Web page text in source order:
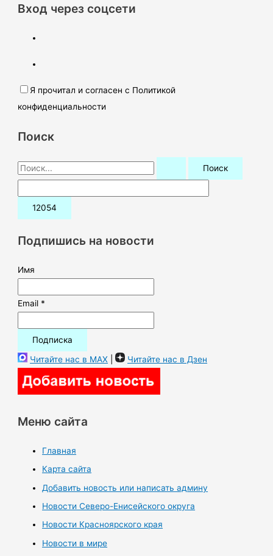
Вход через соцсети
Я прочитал и согласен с Политикой
конфиденциальности
Поиск
П
о
и
:Подпишись на новости
Имя
Email *
Читайте нас в MAX | Читайте нас в Дзен
Меню сайта
Главная
Карта сайта
Добавить новость или написать админу
Новости Северо-Енисейского округа
Новости Красноярского края
Новости в мире